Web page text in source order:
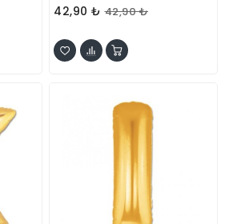
42,90 ₺ 42,90 ₺